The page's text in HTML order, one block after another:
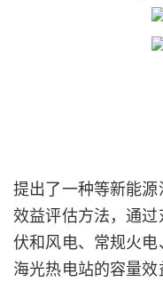
提出了一种等新能
效益评估方法，通
伏和风电、常规火
海光热电站的容量